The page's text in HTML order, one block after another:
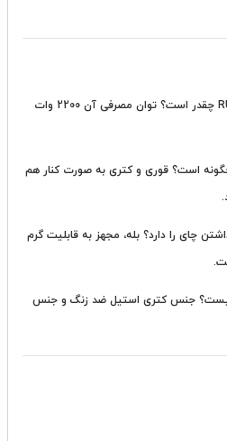
توان مصرفی آن 2200 وات
است؟ قوری و کتری به صورت کنار هم
چای را دارد؟ بله، مجهز به قابلیت گرم
جنس کتری استیل ضد زنگ و جنس